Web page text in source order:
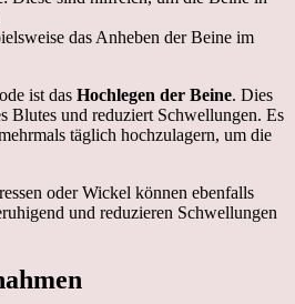
das Anheben der Beine im
ist das Hochlegen der Beine. Dies
Blutes und reduziert Schwellungen. Es
täglich hochzulagern, um die
oder Wickel können ebenfalls
und reduzieren Schwellungen